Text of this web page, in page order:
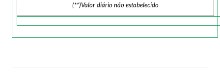
(**)Valor diário não estabelecido